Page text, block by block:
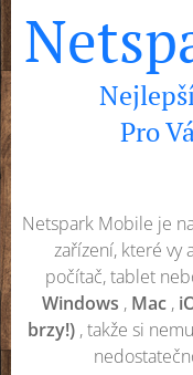
Pro
Netspark Mobile je
zařízení, které vy
počítač, tablet
Windows , Mac ,
brzy!) , takže si